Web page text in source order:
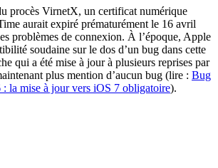
procès VirnetX, un certificat numérique
aurait expiré prématurément le 16 avril
problèmes de connexion. À l’époque, Apple
soudaine sur le dos d’un bug dans cette
qui a été mise à jour à plusieurs reprises par
plus mention d’aucun bug (lire : Bug
: la mise à jour vers iOS 7 obligatoire).